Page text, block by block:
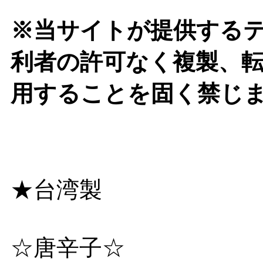
※当サイトが提供する
利者の許可なく複製、
用することを固く禁じ
★台湾製
☆唐辛子☆